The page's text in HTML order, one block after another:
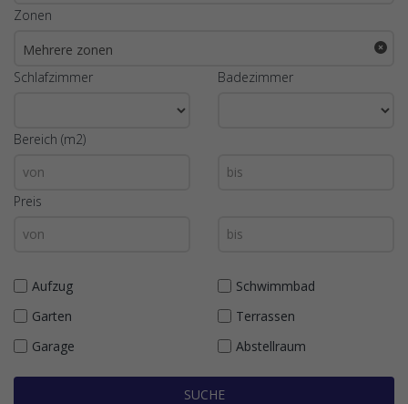
Zonen
Mehrere zonen
Schlafzimmer
Badezimmer
Bereich (m2)
Preis
Aufzug
Schwimmbad
Garten
Terrassen
Garage
Abstellraum
SUCHE